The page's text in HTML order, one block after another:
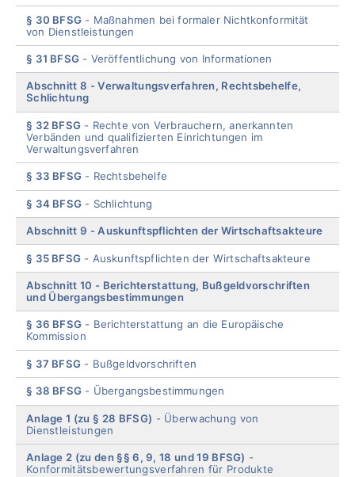
§ 30 BFSG
Maßnahmen bei formaler Nichtkonformität
von Dienstleistungen
§ 31 BFSG Veröffentlichung von Informationen
Abschnitt 8
Verwaltungsverfahren, Rechtsbehelfe,
Schlichtung
§ 32 BFSG
Rechte von Verbrauchern, anerkannten
Verbänden und qualifizierten Einrichtungen im
Verwaltungsverfahren
§ 33 BFSG Rechtsbehelfe
§ 34 BFSG Schlichtung
Abschnitt 9 Auskunftspflichten der Wirtschaftsakteure
§ 35 BFSG Auskunftspflichten der Wirtschaftsakteure
Abschnitt 10
Berichterstattung, Bußgeldvorschriften
und Übergangsbestimmungen
§ 36 BFSG
Berichterstattung an die Europäische
Kommission
§ 37 BFSG Bußgeldvorschriften
§ 38 BFSG Übergangsbestimmungen
Anlage 1 (zu § 28 BFSG)
Überwachung von
Dienstleistungen
Anlage 2 (zu den §§ 6, 9, 18 und 19 BFSG)
Konformitätsbewertungsverfahren für Produkte